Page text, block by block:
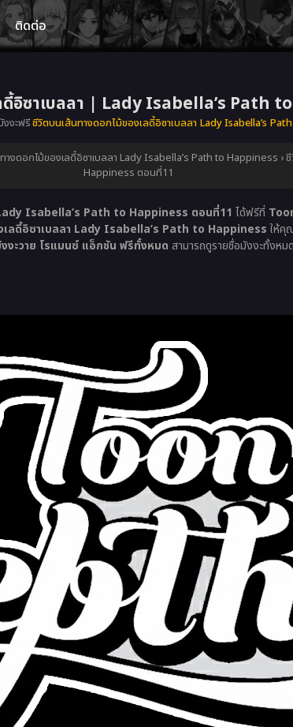
ติดต่อ
ดี้อิซาเบลลา | Lady Isabella’s Path
งะฟรีชีวิตบนเส้นทางดอกไม้ของเลดี้อิซาเบลลา Lady Isabella’s
างดอกไม้ของเลดี้อิซาเบลลา Lady Isabella’s Path to Happiness ›
Happiness ตอนที่11
Isabella’s Path to Happiness ตอนที่11 ได้ฟรีที่
เลดี้อิซาเบลลา Lady Isabella’s Path to Happiness ให้คุ
งะวาย โรแมนซ์ แอ็กชัน ฟรีทั้งหมด สามารถดูรายชื่อมังงะทั้งห